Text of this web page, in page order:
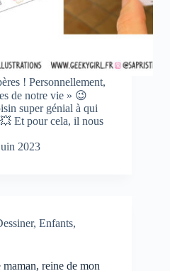
! Personnellement,
de notre vie » 😉
super génial à qui
Et pour cela, il nous
2023
, Enfants,
reine de mon